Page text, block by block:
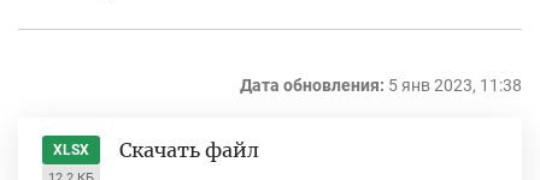
Дата обновления: 5 янв 2023, 11:38
XLSX Скачать файл